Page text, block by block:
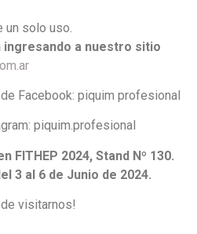
un solo uso.
a nuestro sitio
Facebook: piquim profesional
piquim.profesional
FITHEP 2024, Stand Nº 130.
3 al 6 de Junio de 2024.
visitarnos!